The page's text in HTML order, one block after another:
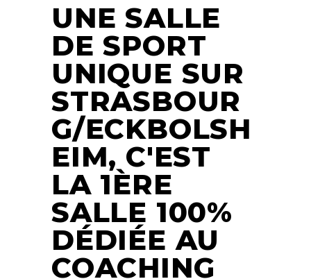
UNE SALLE
DE SPORT
UNIQUE SUR
STRASBOUR
G/ECKBOLSH
EIM, C'EST
LA 1ÈRE
SALLE 100%
DÉDIÉE AU
COACHING